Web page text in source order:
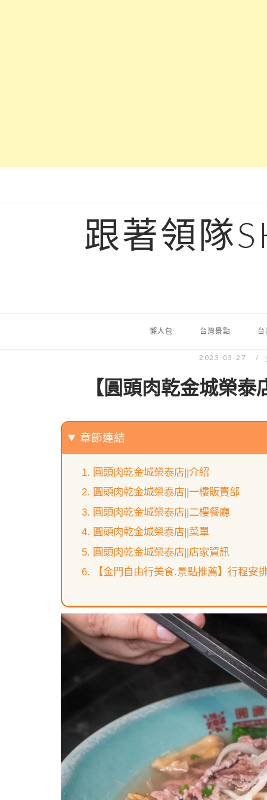
跟著領隊
懶人包 台灣景點 台
2023-03-27
【圓頭肉乾金城榮
章節連結
圓頭肉乾金城榮泰店||介紹
圓頭肉乾金城榮泰店||一樓販賣部
圓頭肉乾金城榮泰店||二樓餐廳
圓頭肉乾金城榮泰店||菜單
圓頭肉乾金城榮泰店||店家資訊
【金門自由行美食.景點推薦】行程安